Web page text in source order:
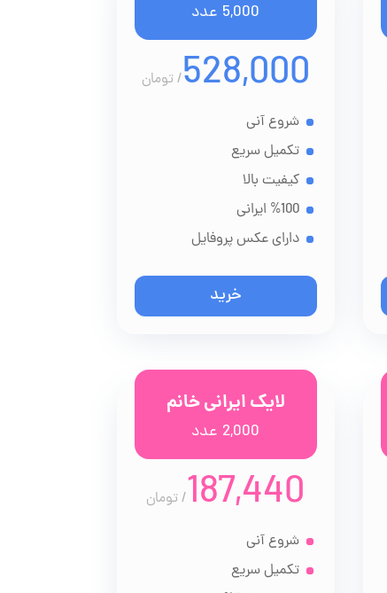
5,000 عدد
528,000
/ تومان
شروع آنی
تکمیل سریع
کیفیت بالا
%100 ایرانی
دارای عکس پروفایل
خرید
لایک ایرانی خانم
2,000 عدد
187,440
/تومان
شروع آنی
تکمیل سریع